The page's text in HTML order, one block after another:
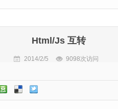
Html/Js 互转
2014/2/5 9098次访问